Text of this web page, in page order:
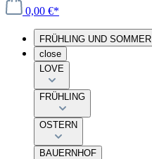
0,00 €*
FRÜHLING UND SOMMER
close
LOVE
FRÜHLING
OSTERN
BAUERNHOF